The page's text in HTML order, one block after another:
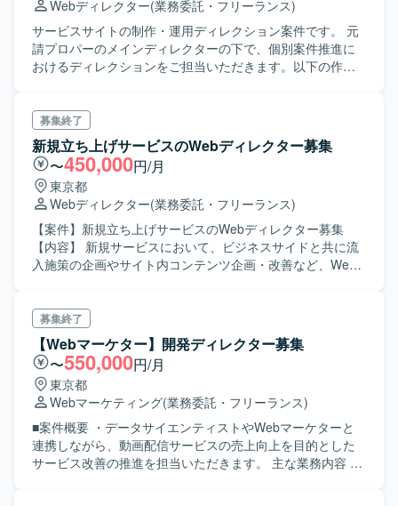
Webディレクター(業務委託・フリーランス)
サービスサイトの制作・運用ディレクション案件です。 元
請プロパーのメインディレクターの下で、個別案件推進に
おけるディレクションをご担当いただきます。以下の作業
・顧客折衝 ・テスト作業(一部案件のみ) ※進行管理はメイン
ディレクターが担当、そのサポートとして入って頂くイメ
ージです。
募集終了
新規立ち上げサービスのWebディレクター募集
〜450,000円/月
東京都
Webディレクター(業務委託・フリーランス)
【案件】新規立ち上げサービスのWebディレクター募集
【内容】 新規サービスにおいて、ビジネスサイドと共に流
入施策の企画やサイト内コンテンツ企画・改善など、Web
計・画面設計 ・制作進行管理 ・各種ステークホルダとの折
衝・調整 ・データ分析・課題抽出および提案 ・サイト改善
施策の企画～実行のPDCA運用
募集終了
【Webマーケター】開発ディレクター募集
〜550,000円/月
東京都
Webマーケティング(業務委託・フリーランス)
■案件概要 ・データサイエンティストやWebマーケターと
連携しながら、動画配信サービスの売上向上を目的とした
サービス改善の推進を担当いただきます。 主な業務内容 ・